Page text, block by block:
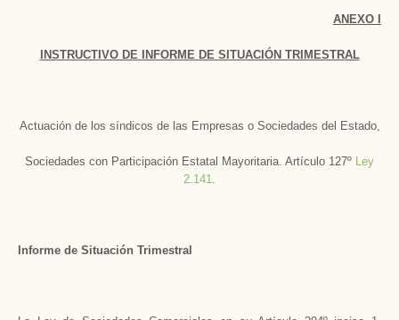
ANEXO I
INSTRUCTIVO DE INFORME DE SITUACIÓN TRIMESTRAL
Actuación de los síndicos de las Empresas o Sociedades del Estado,
Sociedades con Participación Estatal Mayoritaria. Artículo 127º Ley
2.141.
Informe de Situación Trimestral